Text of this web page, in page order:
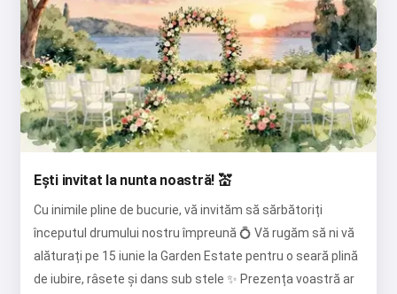
Ești invitat la nunta noastră! 💒
Cu inimile pline de bucurie, vă invităm să sărbătoriți
începutul drumului nostru împreună 💍 Vă rugăm să ni vă
alăturați pe 15 iunie la Garden Estate pentru o seară plină
de iubire, râsete și dans sub stele ✨ Prezența voastră ar